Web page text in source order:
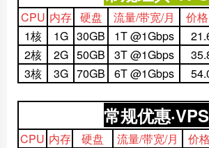
CPU 内存 硬盘 流量/带宽/月 价格
1核
1G 30GB 1T @1Gbps
2核
2G 50GB 3T @1Gbps
3核
3G 70GB 6T @1Gbps
常规优惠·VPS
CPU 内存 硬盘 流量/带宽/月 价格